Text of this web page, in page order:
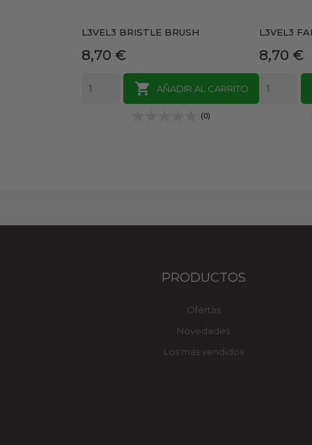
L3VEL3 BRISTLE BRUSH
Precio
8,70 €

AÑADIR AL CARRITO
(0)
L3VEL3
Precio
8,70 €
PRODUCTOS
Ofertas
Novedades
Los más vendidos